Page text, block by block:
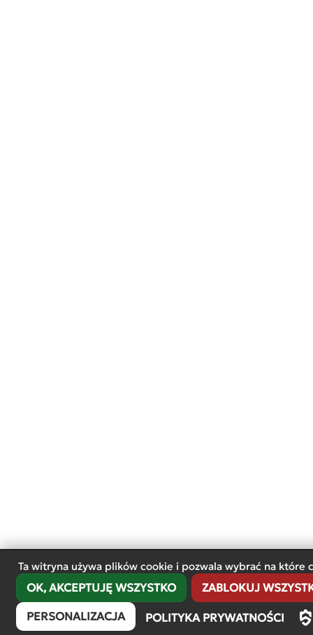
Ta witryna używa plików cookie i pozwala wybrać na które
OK, AKCEPTUJĘ WSZYSTKO ZABLOKUJ
PERSONALIZACJA POLITYKA PRYWATNOŚCI